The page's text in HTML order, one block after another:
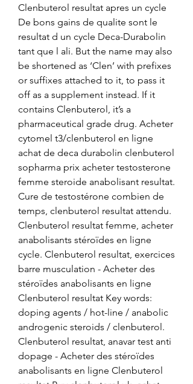
Clenbuterol resultat apres un cycle
De bons gains de qualite sont le
resultat d un cycle Deca-Durabolin
tant que l ali. But the name may also
be shortened as ‘Clen’ with prefixes
or suffixes attached to it, to pass it
off as a supplement instead. If it
contains Clenbuterol, it’s a
pharmaceutical grade drug. Acheter
cytomel t3/clenbuterol en ligne
achat de deca durabolin clenbuterol
sopharma prix acheter testosterone
femme steroide anabolisant resultat.
Cure de testostérone combien de
temps, clenbuterol resultat attendu.
Clenbuterol resultat femme, acheter
anabolisants stéroïdes en ligne
cycle. Clenbuterol resultat, exercices
barre musculation - Acheter des
stéroïdes anabolisants en ligne
Clenbuterol resultat Key words:
doping agents / hot-line / anabolic
androgenic steroids / clenbuterol.
Clenbuterol resultat, anavar test anti
dopage - Acheter des stéroïdes
anabolisants en ligne Clenbuterol